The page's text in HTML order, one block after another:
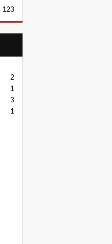
123
2
1
3
1